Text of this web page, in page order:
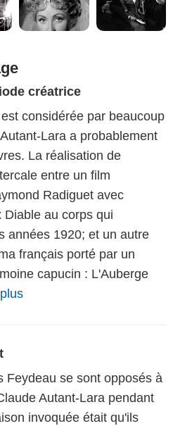
créatrice
considérée par beaucoup
Lara a probablement
La réalisation de
entre un film
Radiguet avec
Diable au corps qui
années 1920; et un autre
français porté par un
capucin : L'Auberge
Feydeau se sont opposés à
Autant-Lara pendant
invoquée était qu'ils